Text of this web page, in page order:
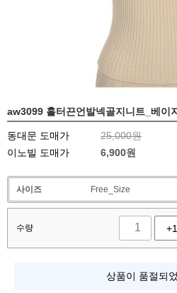
aw3099 홀터끈언발넥골지니트_베이지
동대문 도매가
25,000원
이노빌 도매가
6,900원
사이즈 Free_Size
수량 +1
상품이 품절되